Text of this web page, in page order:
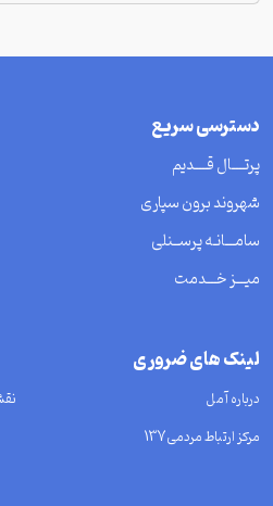
دسترسی سریع
پرتــــال قــــدیم
شهروند برون سپاری
سامـــانـه پرســنلی
میـــز خـــدمت
لینک های ضروری
درباره آمل
مرکز ارتباط مردمی137